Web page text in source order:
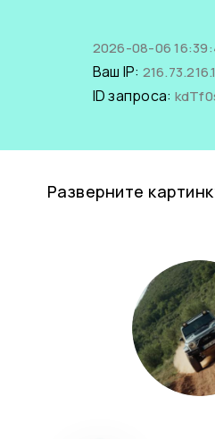
2026-08-06
Ваш IP:
ID запроса:
Разверните